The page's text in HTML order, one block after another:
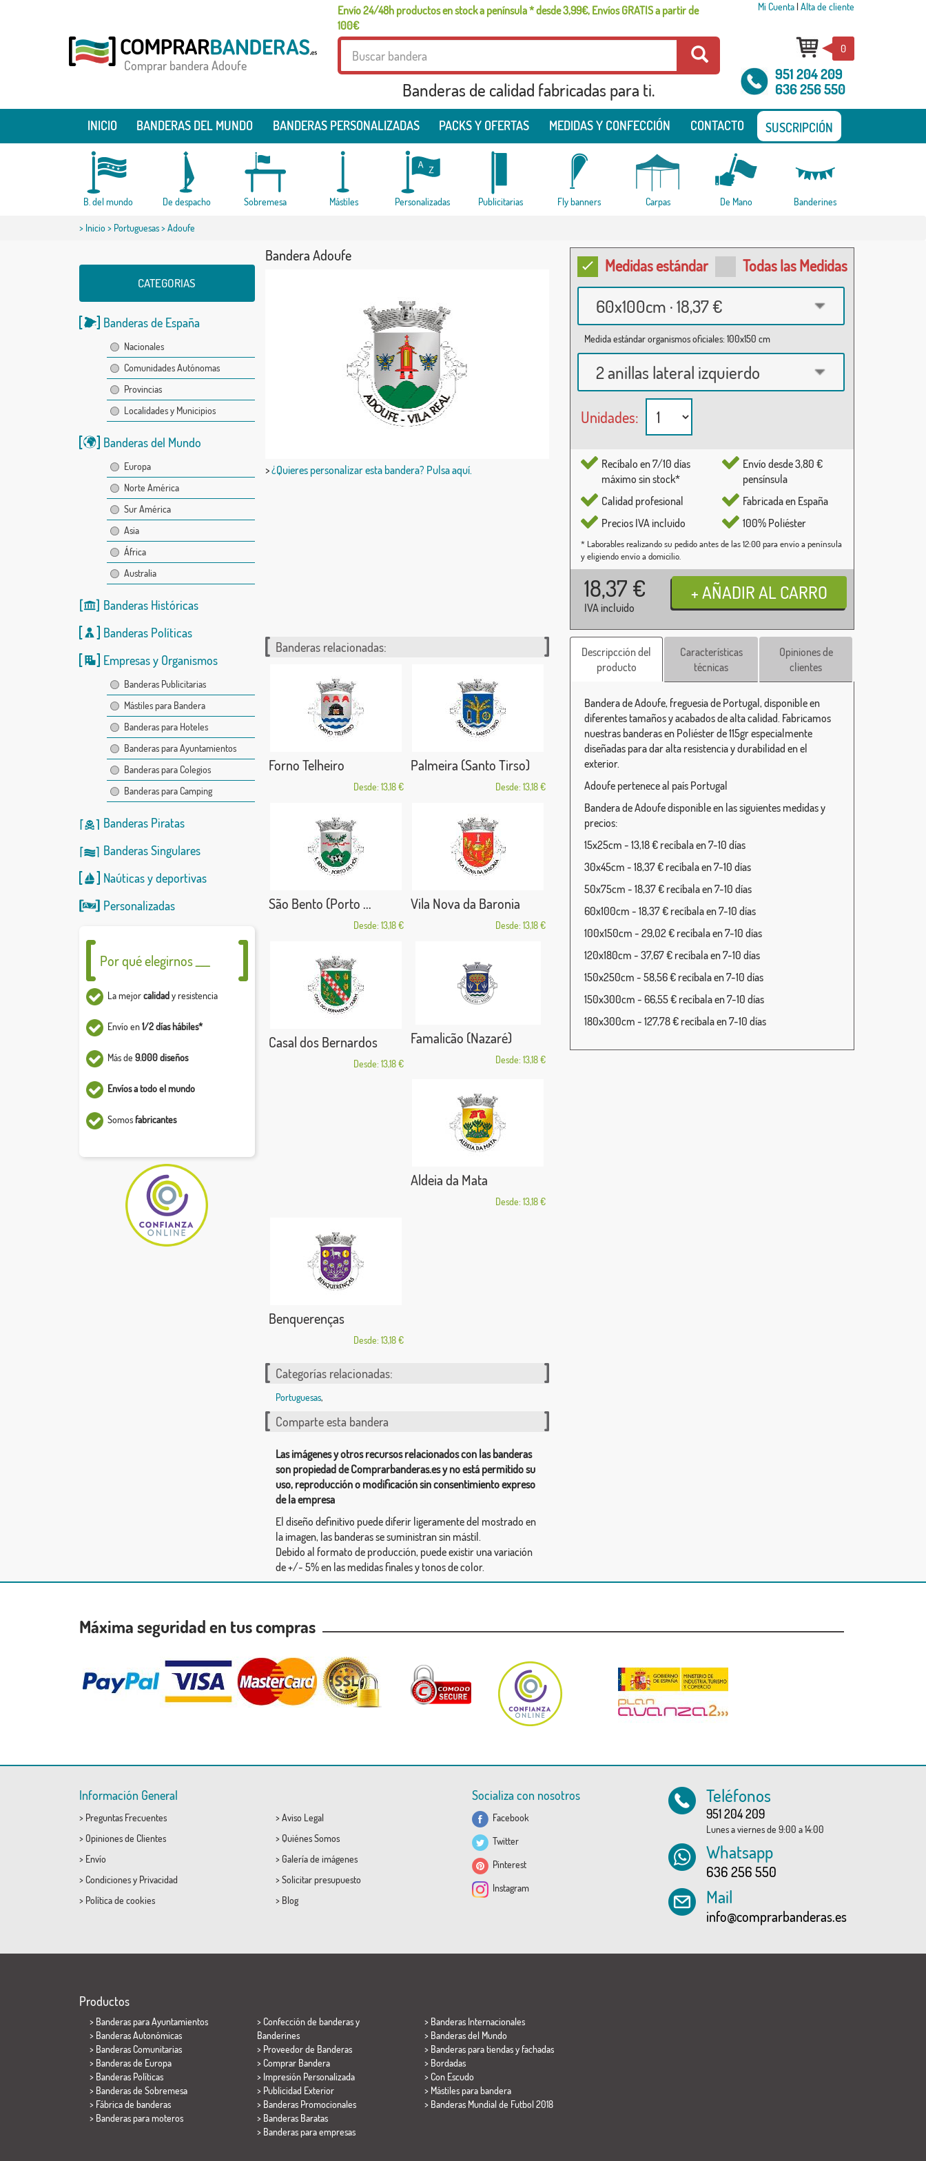
Envío 24/48h productos en stock a península * desde 3,99€, Envíos GRATIS a partir de
100€
Mi Cuenta| Alta de cliente
Comprar bandera Adoufe
Banderas de calidad fabricadas para ti.
0
951 204 209
636 256 550
INICIO BANDERAS DEL MUNDO BANDERAS PERSONALIZADAS PACKS Y OFERTAS MEDIDAS Y CONFECCIÓN CONTACTO SUSCRIPCIÓN
B. del mundo De despacho Sobremesa Mástiles Personalizadas Publicitarias Fly banners Carpas De Mano Banderines
> Inicio> Portuguesas> Adoufe
CATEGORIAS
Banderas de España
Nacionales
Comunidades Autónomas
Provincias
Localidades y Municipios
Banderas del Mundo
Europa
Norte América
Sur América
Asia
África
Australia
Banderas Históricas
Banderas Políticas
Empresas y Organismos
Banderas Publicitarias
Mástiles para Bandera
Banderas para Hoteles
Banderas para Ayuntamientos
Banderas para Colegios
Banderas para Camping
Banderas Piratas
Banderas Singulares
Naúticasydeportivas
Personalizadas
Por qué elegirnos ___
La mejorcalidady resistencia
Envío en1/2 días hábiles*
Más de 9.000 diseños
Envíos a todo el mundo
Somosfabricantes
Bandera Adoufe
>¿Quieres personalizar esta bandera? Pulsa aquí.
Medidas estándar Todas las Medidas
60x100cm · 18,37 €
Medida estándar organismos oficiales: 100x150 cm
2 anillas lateral izquierdo
Unidades:
Recíbalo en 7/10 días
máximo sin stock*
Calidad profesional
Precios IVA incluido
Envío desde 3,80 €
pensínsula
Fabricada en España
100% Poliéster
* Laborables realizando su pedido antes de las 12:00 para envío a península
y eligiendo envío a domicilio.
18,37 €
IVA incluido
Banderas relacionadas:
Forno Telheiro
Desde: 13,18 €
Palmeira (Santo Tirso)
Desde: 13,18 €
São Bento (Porto ...
Desde: 13,18 €
Vila Nova da Baronia
Desde: 13,18 €
Casal dos Bernardos
Desde: 13,18 €
Famalicão (Nazaré)
Desde: 13,18 €
Aldeia da Mata
Desde: 13,18 €
Benquerenças
Desde: 13,18 €
Categorías relacionadas:
Portuguesas,
Comparte esta bandera
Las imágenes y otros recursos relacionados con las banderas
son propiedad de Comprarbanderas.es y no está permitido su
uso, reproducción o modificación sin consentimiento expreso
de la empresa
El diseño definitivo puede diferir ligeramente del mostrado en
la imagen, las banderas se suministran sin mástil.
Debido al formato de producción, puede existir una variación
de +/- 5% en las medidas finales y tonos de color.
Descripcción del
producto
Características
técnicas
Opiniones de
clientes
Bandera de Adoufe, freguesia de Portugal, disponible en
diferentes tamaños y acabados de alta calidad. Fabricamos
nuestras banderas en Poliéster de 115gr especialmente
diseñadas para dar alta resistencia y durabilidad en el
exterior.
Adoufe pertenece al país Portugal
Bandera de Adoufe disponible en las siguientes medidas y
precios:
15x25cm - 13,18 € recíbala en 7-10 días
30x45cm - 18,37 € recíbala en 7-10 días
50x75cm - 18,37 € recíbala en 7-10 días
60x100cm - 18,37 € recíbala en 7-10 días
100x150cm - 29,02 € recíbala en 7-10 días
120x180cm - 37,67 € recíbala en 7-10 días
150x250cm - 58,56 € recíbala en 7-10 días
150x300cm - 66,55 € recíbala en 7-10 días
180x300cm - 127,78 € recíbala en 7-10 días
Máxima seguridad en tus compras
Información General
> Preguntas Frecuentes
> Opiniones de Clientes
> Envío
> Condicionesy Privacidad
> Política de cookies
> Aviso Legal
> Quiénes Somos
> Galería de imágenes
> Solicitar presupuesto
> Blog
Socializa con nosotros
Facebook
Twitter
Pinterest
Instagram
Teléfonos
951 204 209
Lunes a viernes de 9:00 a 14:00
Whatsapp
636 256 550
Mail
info@comprarbanderas.es
Productos
> Banderas para Ayuntamientos
> Banderas Autonómicas
> Banderas Comunitarias
> Banderas de Europa
> Banderas Políticas
> Banderas de Sobremesa
> Fábrica de banderas
> Banderas para moteros
> Confección de banderas y
Banderines
> Proveedor de Banderas
> Comprar Bandera
> Impresión Personalizada
> Publicidad Exterior
> Banderas Promocionales
> Banderas Baratas
> Banderas para empresas
> Banderas Internacionales
> Banderas del Mundo
> Banderas para tiendas y fachadas
> Bordadas
> Con Escudo
> Mástiles para bandera
> Banderas Mundial de Futbol 2018